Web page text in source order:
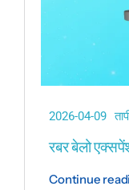
2026-04-09
रबर बेलो
Continue